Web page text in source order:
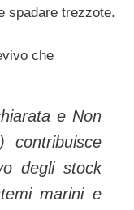
spadare trezzote.
che
e Non
contribuisce
degli stock
marini e